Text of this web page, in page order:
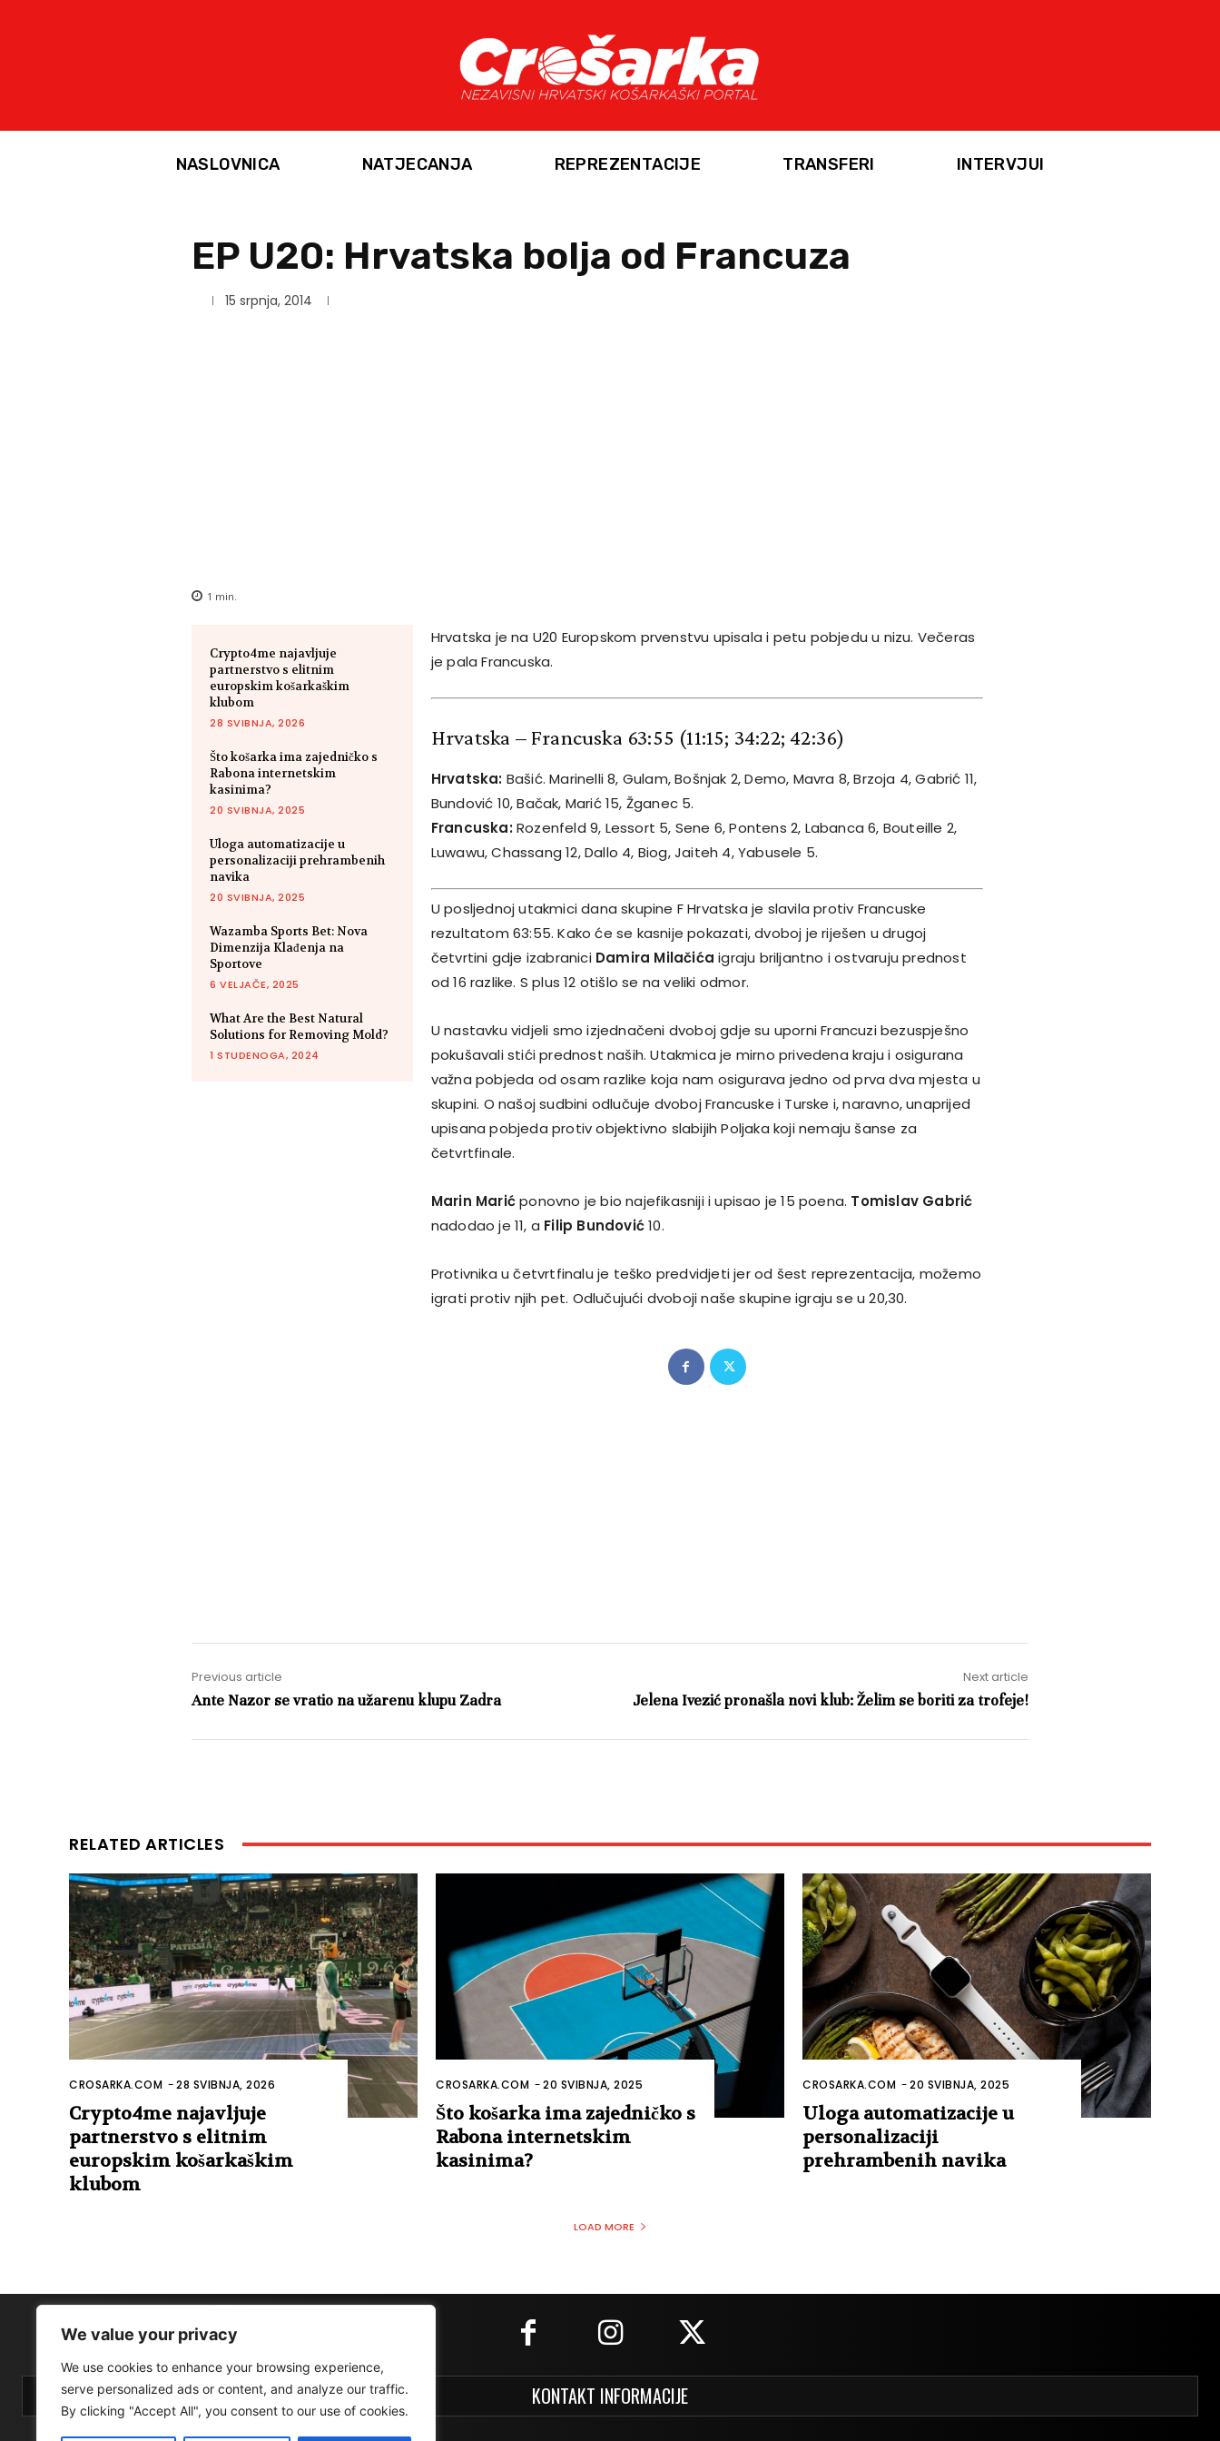
We value your privacy
We use cookies to enhance your browsing experience,
serve personalized ads or content, and analyze our traffic.
By clicking "Accept All", you consent to our use of cookies.
NASLOVNICA NATJECANJA REPREZENTACIJE TRANSFERI INTERVJUI
EP U20: Hrvatska bolja od Francuza
15 srpnja, 2014
1 min.
Crypto4me najavljuje
partnerstvo s elitnim
europskim košarkaškim
klubom
28 SVIBNJA, 2026
Što košarka ima zajedničko s
Rabona internetskim
kasinima?
20 SVIBNJA, 2025
Uloga automatizacije u
personalizaciji prehrambenih
navika
20 SVIBNJA, 2025
Wazamba Sports Bet: Nova
Dimenzija Klađenja na
Sportove
6 VELJAČE, 2025
What Are the Best Natural
Solutions for Removing Mold?
1 STUDENOGA, 2024
Hrvatska je na U20 Europskom prvenstvu upisala i petu pobjedu u nizu. Večeras
je pala Francuska.
Hrvatska – Francuska 63:55 (11:15; 34:22; 42:36)
Hrvatska: Bašić. Marinelli 8, Gulam, Bošnjak 2, Demo, Mavra 8, Brzoja 4, Gabrić 11,
Bundović 10, Bačak, Marić 15, Žganec 5.
Francuska:Rozenfeld 9, Lessort 5, Sene 6, Pontens 2, Labanca 6, Bouteille 2,
Luwawu, Chassang 12, Dallo 4, Biog, Jaiteh 4, Yabusele 5.
U posljednoj utakmici dana skupine F Hrvatska je slavila protiv Francuske
rezultatom 63:55. Kako će se kasnije pokazati, dvoboj je riješen u drugoj
četvrtini gdje izabranici Damira Milačića igraju briljantno i ostvaruju prednost
od 16 razlike. S plus 12 otišlo se na veliki odmor.
U nastavku vidjeli smo izjednačeni dvoboj gdje su uporni Francuzi bezuspješno
pokušavali stići prednost naših. Utakmica je mirno privedena kraju i osigurana
važna pobjeda od osam razlike koja nam osigurava jedno od prva dva mjesta u
skupini. O našoj sudbini odlučuje dvoboj Francuske i Turske i, naravno, unaprijed
upisana pobjeda protiv objektivno slabijih Poljaka koji nemaju šanse za
četvrtfinale.
Marin Marićponovno je bio najefikasniji i upisao je 15 poena. Tomislav Gabrić
nadodao je 11, a Filip Bundović10.
Protivnika u četvrtfinalu je teško predvidjeti jer od šest reprezentacija, možemo
igrati protiv njih pet. Odlučujući dvoboji naše skupine igraju se u 20,30.
Previous article
Ante Nazor se vratio na užarenu klupu Zadra
Next article
Jelena Ivezić pronašla novi klub: Želim se boriti za trofeje!
RELATED ARTICLES
CROSARKA.COM -28 SVIBNJA, 2026
Crypto4me najavljuje
partnerstvo s elitnim
europskim košarkaškim
klubom
CROSARKA.COM -20 SVIBNJA, 2025
Što košarka ima zajedničko s
Rabona internetskim
kasinima?
CROSARKA.COM -20 SVIBNJA, 2025
Uloga automatizacije u
personalizaciji
prehrambenih navika
LOAD MORE
KONTAKT INFORMACIJE